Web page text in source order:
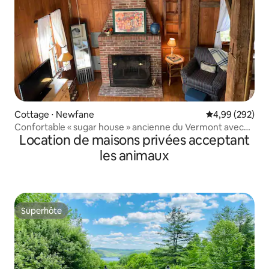
Cottage ⋅ Newfane Évaluation
4,99 (292)
Confortable « sugar house » ancienne du Vermont avec
cheminée
Location de maisons privées acceptant
les animaux
Superhôte
Superhôte